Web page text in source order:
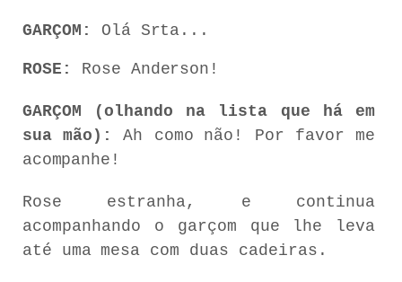
GARÇOM: OláSrta...
ROSE: Rose Anderson!
GARÇOM (olhando na lista que há
em
sua
mão): Ah como não! Por favor
me
acompanhe!
Rose estranha, e
continua
acompanhando o
garçom que lhe
leva
até
uma mesa com duas cadeiras.